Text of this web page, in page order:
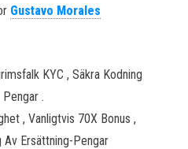
Gustavo Morales
KYC , Säkra Kodning
.
, Vanligtvis 70X Bonus ,
Av Ersättning-Pengar